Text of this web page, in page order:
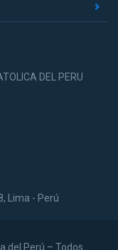
DEL PERU
Lima - Perú
del Perú – Todos